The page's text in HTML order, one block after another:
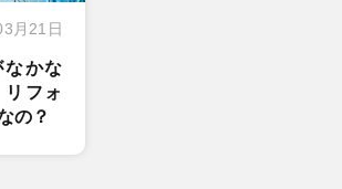
月21日
なかな
フォ
の？